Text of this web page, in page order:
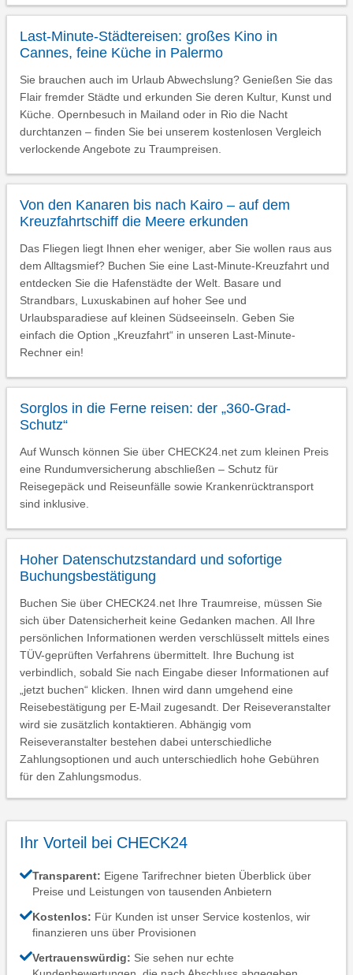
Last-Minute-Städtereisen: großes Kino in
Cannes, feine Küche in Palermo
Sie brauchen auch im Urlaub Abwechslung? Genießen Sie das
Flair fremder Städte und erkunden Sie deren Kultur, Kunst und
Küche. Opernbesuch in Mailand oder in Rio die Nacht
durchtanzen – finden Sie bei unserem kostenlosen Vergleich
verlockende Angebote zu Traumpreisen.
Von den Kanaren bis nach Kairo – auf dem
Kreuzfahrtschiff die Meere erkunden
Das Fliegen liegt Ihnen eher weniger, aber Sie wollen raus aus
dem Alltagsmief? Buchen Sie eine Last-Minute-Kreuzfahrt und
entdecken Sie die Hafenstädte der Welt. Basare und
Strandbars, Luxuskabinen auf hoher See und
Urlaubsparadiese auf kleinen Südseeinseln. Geben Sie
einfach die Option „Kreuzfahrt“ in unseren Last-Minute-
Rechner ein!
Sorglos in die Ferne reisen: der „360-Grad-
Schutz“
Auf Wunsch können Sie über CHECK24.net zum kleinen Preis
eine Rundumversicherung abschließen – Schutz für
Reisegepäck und Reiseunfälle sowie Krankenrücktransport
sind inklusive.
Hoher Datenschutzstandard und sofortige
Buchungsbestätigung
Buchen Sie über CHECK24.net Ihre Traumreise, müssen Sie
sich über Datensicherheit keine Gedanken machen. All Ihre
persönlichen Informationen werden verschlüsselt mittels eines
TÜV-geprüften Verfahrens übermittelt. Ihre Buchung ist
verbindlich, sobald Sie nach Eingabe dieser Informationen auf
„jetzt buchen“ klicken. Ihnen wird dann umgehend eine
Reisebestätigung per E-Mail zugesandt. Der Reiseveranstalter
wird sie zusätzlich kontaktieren. Abhängig vom
Reiseveranstalter bestehen dabei unterschiedliche
Zahlungsoptionen und auch unterschiedlich hohe Gebühren
für den Zahlungsmodus.
Ihr Vorteil bei CHECK24
Transparent: Eigene Tarifrechner bieten Überblick über
Preise und Leistungen von tausenden Anbietern
Kostenlos: Für Kunden ist unser Service kostenlos, wir
finanzieren uns über Provisionen
Vertrauenswürdig: Sie sehen nur echte